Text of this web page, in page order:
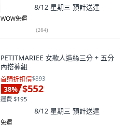
8/12 星期三 預計送達
WOW免運
(264)
PETITMARIEE 女款人造絲三分 + 五分
內搭褲組
首購折扣價$893
38% $552
運費 $195
8/12 星期三 預計送達
免運